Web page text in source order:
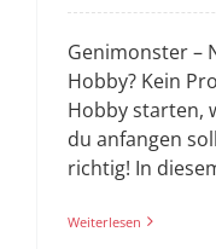
Genimonster –
Hobby? Kein
Hobby starten,
du anfangen
richtig! In
Weiterlesen